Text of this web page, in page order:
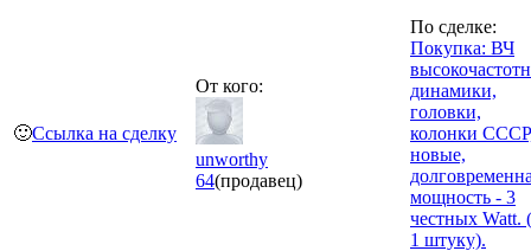
🙂Ссылка на сделку
От кого:
unworthy
64(продавец)
По сделке:
Покупка: ВЧ
динамики,
головки,
колонки
новые,
мощность - 3
честных Watt.
1 штуку).